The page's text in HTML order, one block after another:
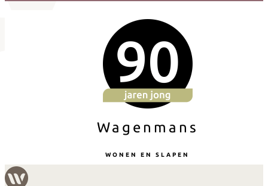
Wagenmans
WONEN EN SLAPEN